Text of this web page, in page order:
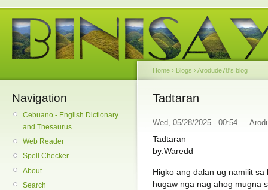
Navigation
Cebuano - English Dictionary
and Thesaurus
Web Reader
Spell Checker
About
Search
Home › Blogs › Arodude78's blog
Tadtaran
Wed, 05/28/2025 - 00:54 —
Tadtaran
by:Waredd
Higko ang dalan ug namilit
hugaw nga nag ahog mugna